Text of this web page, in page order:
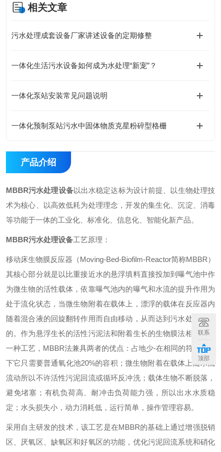
相关文章
污水处理成套设备厂家讲述设备的定期修整
一体化生活污水设备如何成为水处理“新宠”？
一体化泵站安装常见问题说明
一体化预制泵站污水中固体物质克星粉碎型格栅
产品介绍
MBBR污水处理设备以出水稳定达标为设计前提、以生物处理技
术为核心、以高效低耗为处理理念，开发的集生化、沉淀、消毒
等功能于一体的工业化、标准化、信息化、智能化新产品。
MBBR污水处理设备工艺原理：
移动床生物膜反应器（Moving-Bed-Biofilm-Reactor简称MBBR）
其核心部分就是以比重接近水的悬浮填料直接投加到曝气池中作
为微生物的活性载体，依靠曝气池内的曝气和水流的提升作用为
处于流化状态，当微生物附着在载体上，漂浮的载体在反应器内
随着混合液的回旋翻转作用而自由移动，从而达到污水处理的目
的。作为悬浮生长的活性污泥法和附着生长的生物膜法相结合的
一种工艺，MBBR法兼具两者的优点：占地少-在相同的符合条件
下它只需要普通氧化池20%的容积；微生物附着在载体上随水流
流动所以不许活性污泥回流或循环反冲洗；载体生物不断脱落，
避免堵塞；有机负荷高、耐冲击负荷能力强，所以出水水质稳
定；水头损失小，动力消耗低，运行简单，操作管理容易。
采用自主研发的技术，该工艺是在MBBR的基础上通过增强脱销
区、厌氧区、缺氧区和好氧区的功能，优化污泥回流系统和硝化
联系
顶部